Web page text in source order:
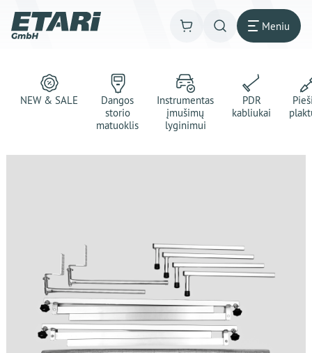
Meniu
NEW & SALE
Dangos
storio
matuoklis
Instrumentas
įmušimų
lyginimui
PDR
kabliukai